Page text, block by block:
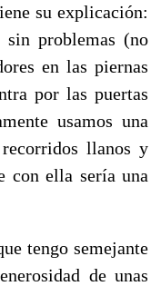
su explicación:
problemas (no
en las piernas
por las puertas
usamos una
llanos y
con ella sería una
tengo semejante
de unas